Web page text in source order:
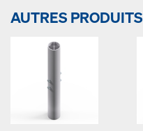
AUTRES PRODUITS